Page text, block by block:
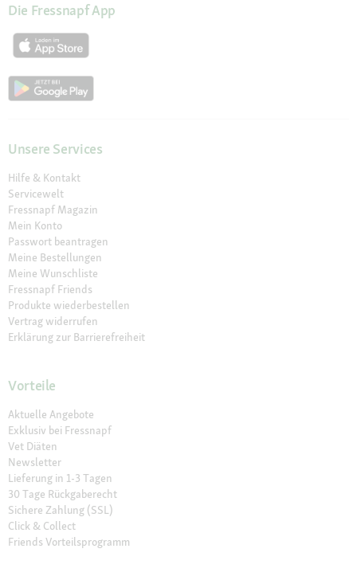
Die Fressnapf App
Unsere Services
Hilfe & Kontakt
Servicewelt
Fressnapf Magazin
Mein Konto
Passwort beantragen
Meine Bestellungen
Meine Wunschliste
Fressnapf Friends
Produkte wiederbestellen
Vertrag widerrufen
Erklärung zur Barrierefreiheit
Vorteile
Aktuelle Angebote
Exklusiv bei Fressnapf
Vet Diäten
Newsletter
Lieferung in 1-3 Tagen
30 Tage Rückgaberecht
Sichere Zahlung (SSL)
Click & Collect
Friends Vorteilsprogramm